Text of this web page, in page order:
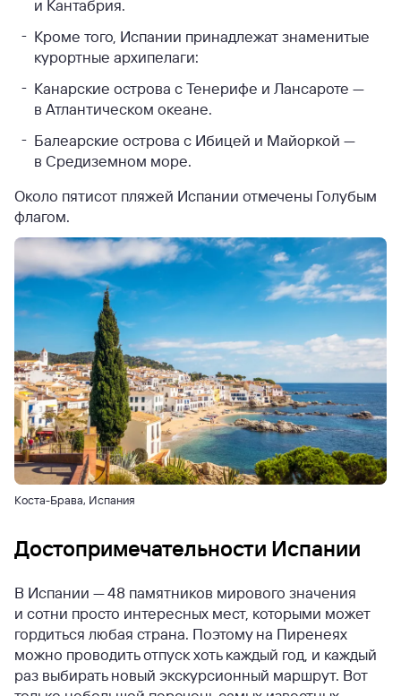
и Кантабрия.
Кроме того, Испании принадлежат знаменитые
курортные архипелаги:
Канарские острова с Тенерифе и Лансароте —
в Атлантическом океане.
Балеарские острова с Ибицей и Майоркой —
в Средиземном море.
Около пятисот пляжей Испании отмечены Голубым
флагом.
Коста-Брава, Испания
Достопримечательности Испании
В Испании — 48 памятников мирового значения
и сотни просто интересных мест, которыми может
гордиться любая страна. Поэтому на Пиренеях
можно проводить отпуск хоть каждый год, и каждый
раз выбирать новый экскурсионный маршрут. Вот